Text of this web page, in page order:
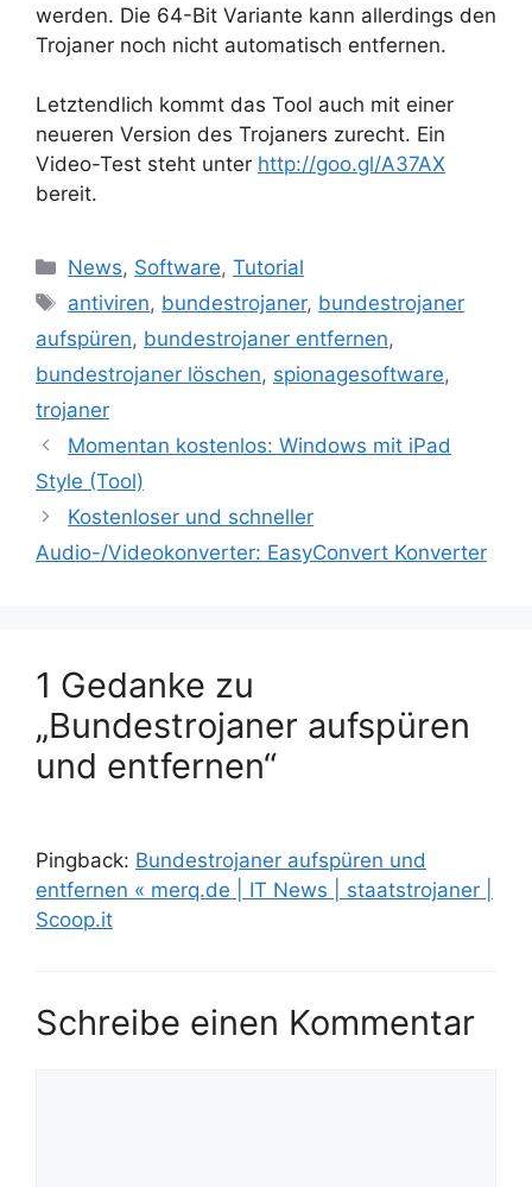
werden. Die 64-Bit Variante kann allerdings den
Trojaner noch nicht automatisch entfernen.
Letztendlich kommt das Tool auch mit einer
neueren Version des Trojaners zurecht. Ein
Video-Test steht unter http://goo.gl/A37AX
bereit.
Kategorien
News, Software,Tutorial
Schlagwörter
antiviren, bundestrojaner, bundestrojaner
aufspüren, bundestrojaner entfernen,
bundestrojaner löschen, spionagesoftware,
trojaner
Beitrags-
Navigation
Momentan kostenlos: Windows mit iPad
Style (Tool)
Kostenloser und schneller
Audio-/Videokonverter: EasyConvert Konverter
1 Gedanke zu
„Bundestrojaner aufspüren
und entfernen“
Pingback: Bundestrojaner aufspüren und
entfernen « merq.de | IT News | staatstrojaner |
Scoop.it
Schreibe einen Kommentar